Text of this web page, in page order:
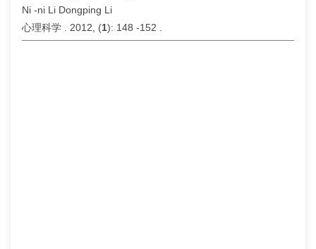
Ni -ni Li Dongping Li
心理科学 . 2012, (1): 148 -152 .